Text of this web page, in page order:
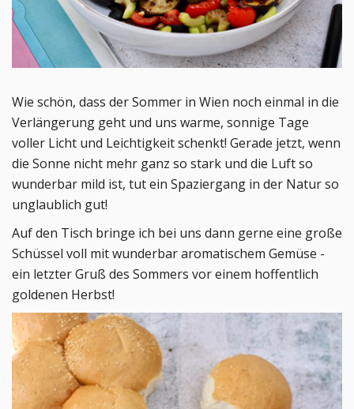
Wie schön, dass der Sommer in Wien noch einmal in die
Verlängerung geht und uns warme, sonnige Tage
voller Licht und Leichtigkeit schenkt! Gerade jetzt, wenn
die Sonne nicht mehr ganz so stark und die Luft so
wunderbar mild ist, tut ein Spaziergang in der Natur so
unglaublich gut!
Auf den Tisch bringe ich bei uns dann gerne eine große
Schüssel voll mit wunderbar aromatischem Gemüse -
ein letzter Gruß des Sommers vor einem hoffentlich
goldenen Herbst!